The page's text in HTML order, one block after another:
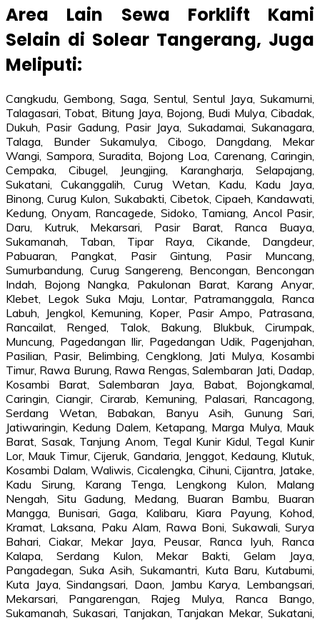
Area Lain Sewa Forklift Kami
Selain di Solear Tangerang, Juga
Meliputi:
Cangkudu, Gembong, Saga, Sentul, Sentul Jaya, Sukamurni,
Talagasari, Tobat, Bitung Jaya, Bojong, Budi Mulya, Cibadak,
Dukuh, Pasir Gadung, Pasir Jaya, Sukadamai, Sukanagara,
Talaga, Bunder Sukamulya, Cibogo, Dangdang, Mekar
Wangi, Sampora, Suradita, Bojong Loa, Carenang, Caringin,
Cempaka, Cibugel, Jeungjing, Karangharja, Selapajang,
Sukatani, Cukanggalih, Curug Wetan, Kadu, Kadu Jaya,
Binong, Curug Kulon, Sukabakti, Cibetok, Cipaeh, Kandawati,
Kedung, Onyam, Rancagede, Sidoko, Tamiang, Ancol Pasir,
Daru, Kutruk, Mekarsari, Pasir Barat, Ranca Buaya,
Sukamanah, Taban, Tipar Raya, Cikande, Dangdeur,
Pabuaran, Pangkat, Pasir Gintung, Pasir Muncang,
Sumurbandung, Curug Sangereng, Bencongan, Bencongan
Indah, Bojong Nangka, Pakulonan Barat, Karang Anyar,
Klebet, Legok Suka Maju, Lontar, Patramanggala, Ranca
Labuh, Jengkol, Kemuning, Koper, Pasir Ampo, Patrasana,
Rancailat, Renged, Talok, Bakung, Blukbuk, Cirumpak,
Muncung, Pagedangan Ilir, Pagedangan Udik, Pagenjahan,
Pasilian, Pasir, Belimbing, Cengklong, Jati Mulya, Kosambi
Timur, Rawa Burung, Rawa Rengas, Salembaran Jati, Dadap,
Kosambi Barat, Salembaran Jaya, Babat, Bojongkamal,
Caringin, Ciangir, Cirarab, Kemuning, Palasari, Rancagong,
Serdang Wetan, Babakan, Banyu Asih, Gunung Sari,
Jatiwaringin, Kedung Dalem, Ketapang, Marga Mulya, Mauk
Barat, Sasak, Tanjung Anom, Tegal Kunir Kidul, Tegal Kunir
Lor, Mauk Timur, Cijeruk, Gandaria, Jenggot, Kedaung, Klutuk,
Kosambi Dalam, Waliwis, Cicalengka, Cihuni, Cijantra, Jatake,
Kadu Sirung, Karang Tenga, Lengkong Kulon, Malang
Nengah, Situ Gadung, Medang, Buaran Bambu, Buaran
Mangga, Bunisari, Gaga, Kalibaru, Kiara Payung, Kohod,
Kramat, Laksana, Paku Alam, Rawa Boni, Sukawali, Surya
Bahari, Ciakar, Mekar Jaya, Peusar, Ranca Iyuh, Ranca
Kalapa, Serdang Kulon, Mekar Bakti, Gelam Jaya,
Pangadegan, Suka Asih, Sukamantri, Kuta Baru, Kutabumi,
Kuta Jaya, Sindangsari, Daon, Jambu Karya, Lembangsari,
Mekarsari, Pangarengan, Rajeg Mulya, Ranca Bango,
Sukamanah, Sukasari, Tanjakan, Tanjakan Mekar, Sukatani,